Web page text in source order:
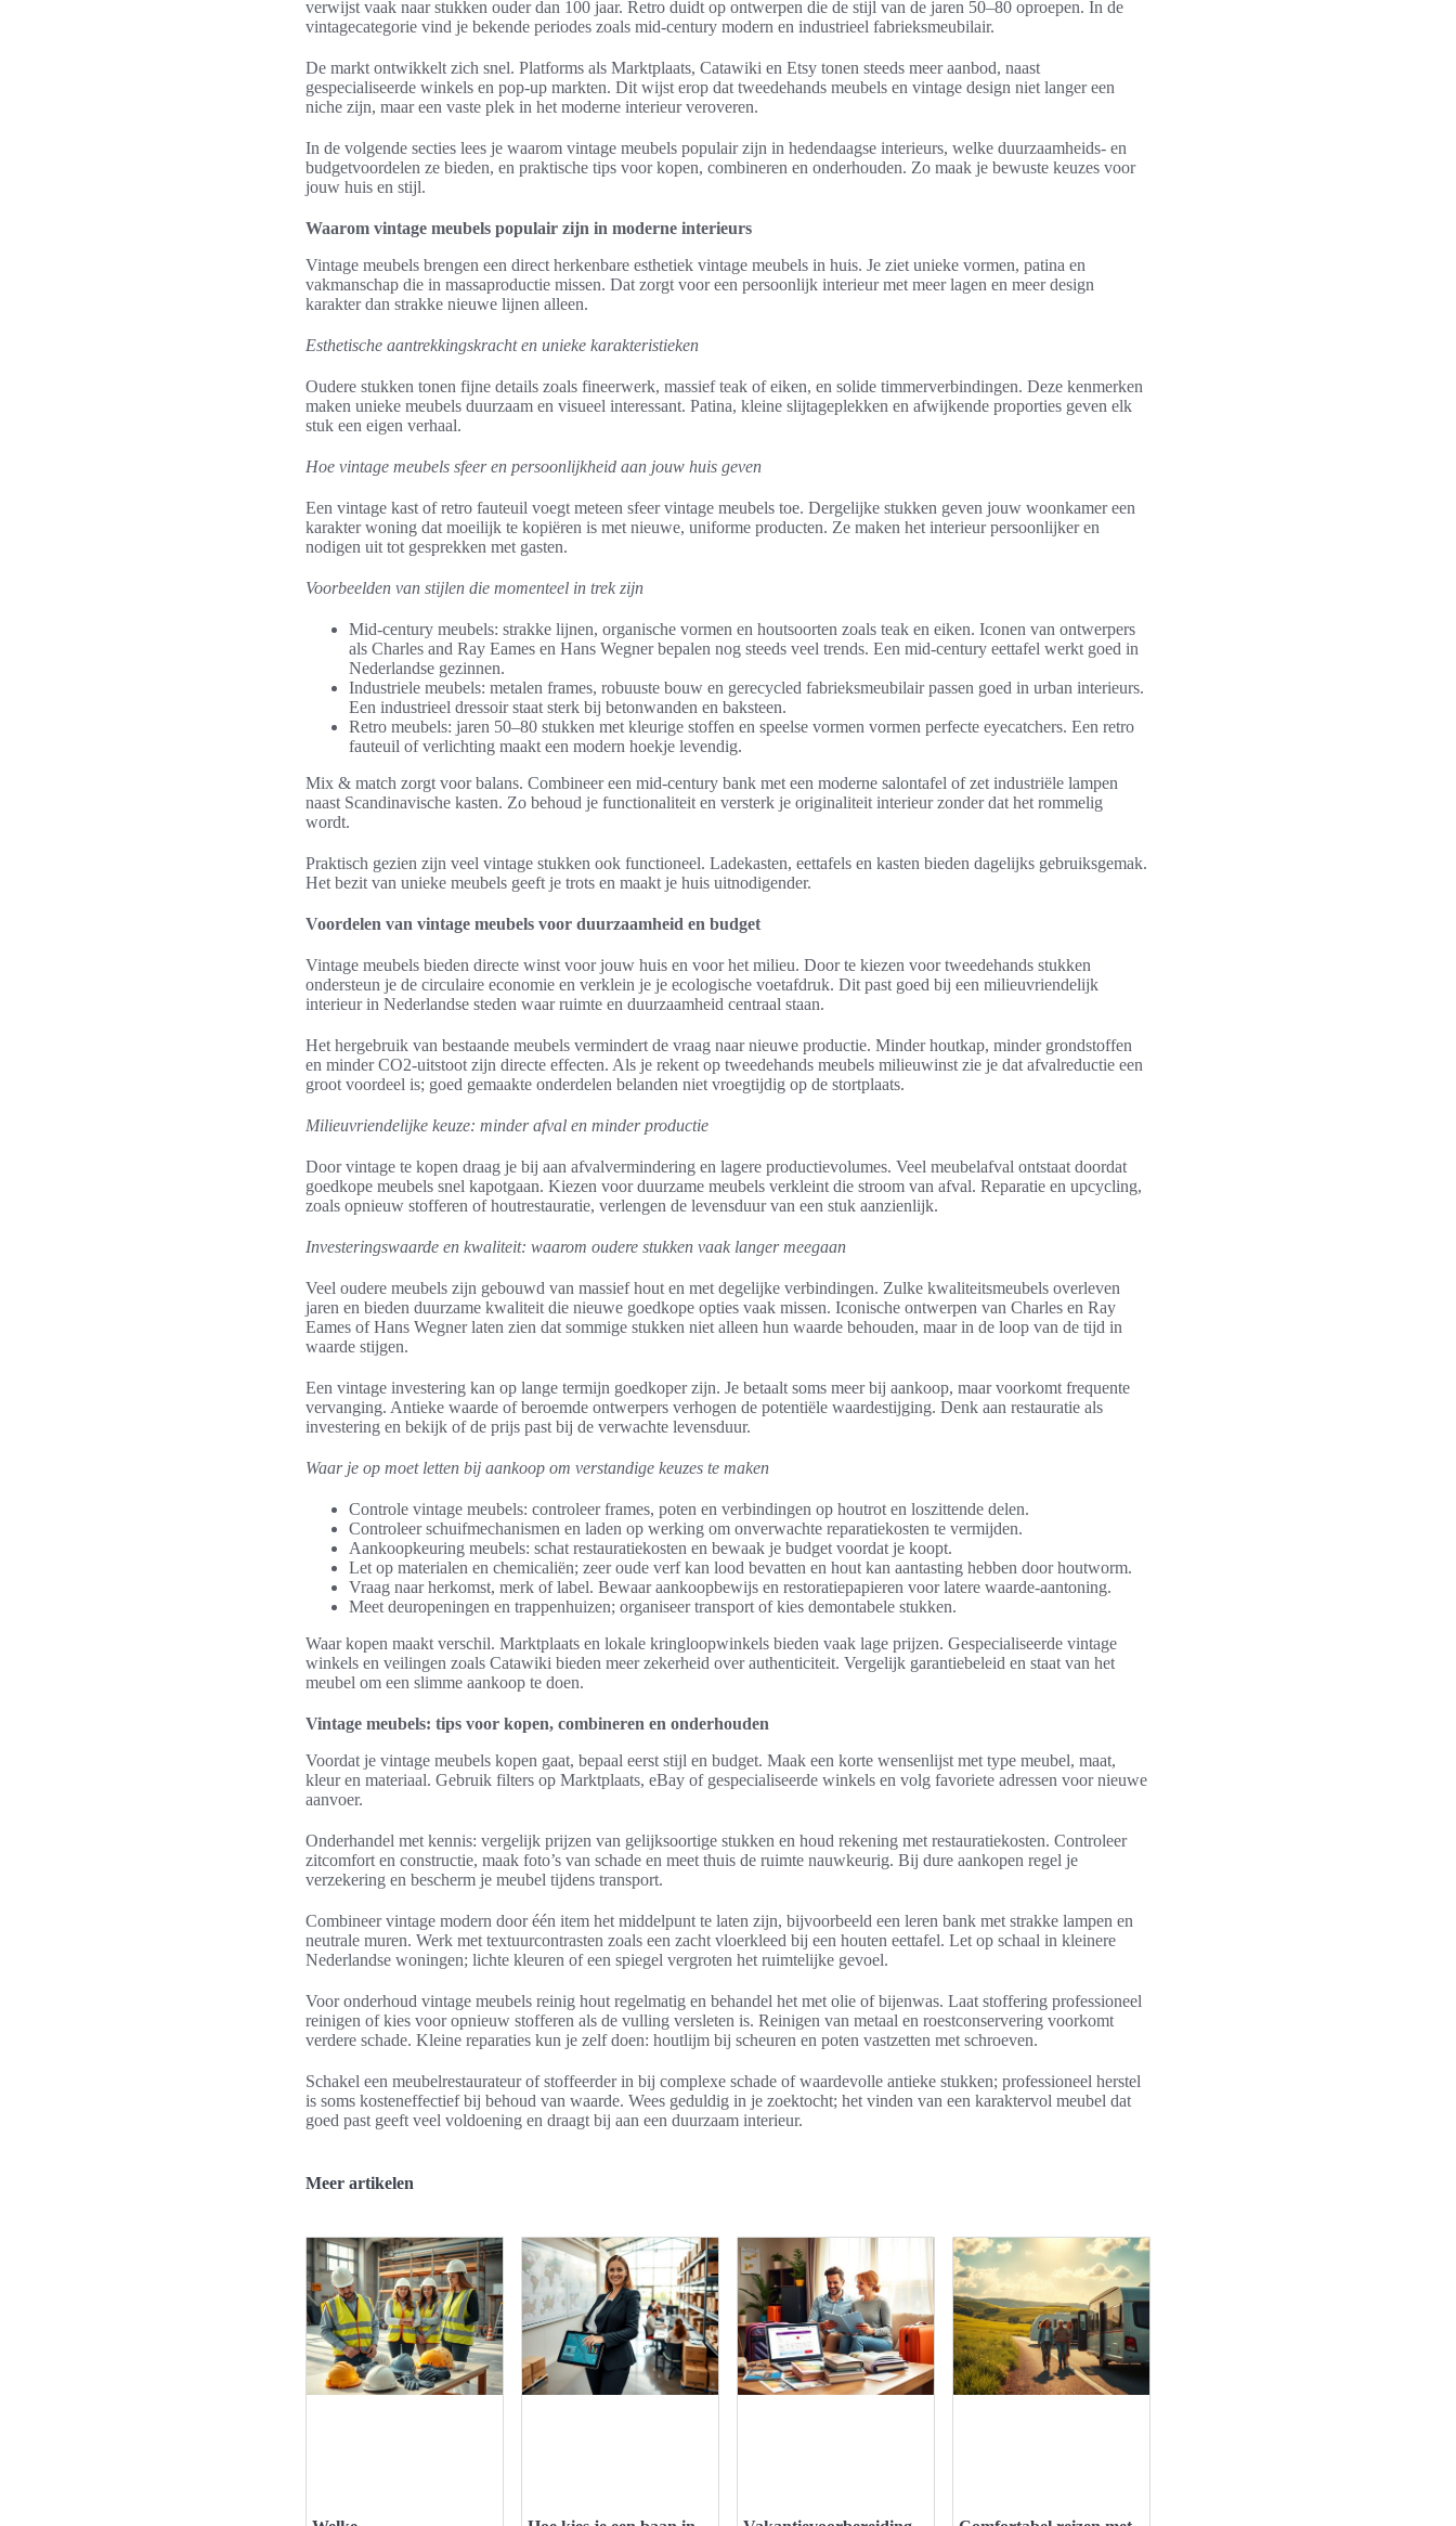
verwijst vaak naar stukken ouder dan 100 jaar. Retro duidt op ontwerpen die de stijl van de jaren 50–80 oproepen. In de
vintagecategorie vind je bekende periodes zoals mid-century modern en industrieel fabrieksmeubilair.
De markt ontwikkelt zich snel. Platforms als Marktplaats, Catawiki en Etsy tonen steeds meer aanbod, naast
gespecialiseerde winkels en pop-up markten. Dit wijst erop dat tweedehands meubels en vintage design niet langer een
niche zijn, maar een vaste plek in het moderne interieur veroveren.
In de volgende secties lees je waarom vintage meubels populair zijn in hedendaagse interieurs, welke duurzaamheids- en
budgetvoordelen ze bieden, en praktische tips voor kopen, combineren en onderhouden. Zo maak je bewuste keuzes voor
jouw huis en stijl.
Waarom vintage meubels populair zijn in moderne interieurs
Vintage meubels brengen een direct herkenbare esthetiek vintage meubels in huis. Je ziet unieke vormen, patina en
vakmanschap die in massaproductie missen. Dat zorgt voor een persoonlijk interieur met meer lagen en meer design
karakter dan strakke nieuwe lijnen alleen.
Esthetische aantrekkingskracht en unieke karakteristieken
Oudere stukken tonen fijne details zoals fineerwerk, massief teak of eiken, en solide timmerverbindingen. Deze kenmerken
maken unieke meubels duurzaam en visueel interessant. Patina, kleine slijtageplekken en afwijkende proporties geven elk
stuk een eigen verhaal.
Hoe vintage meubels sfeer en persoonlijkheid aan jouw huis geven
Een vintage kast of retro fauteuil voegt meteen sfeer vintage meubels toe. Dergelijke stukken geven jouw woonkamer een
karakter woning dat moeilijk te kopiëren is met nieuwe, uniforme producten. Ze maken het interieur persoonlijker en
nodigen uit tot gesprekken met gasten.
Voorbeelden van stijlen die momenteel in trek zijn
Mid-century meubels: strakke lijnen, organische vormen en houtsoorten zoals teak en eiken. Iconen van ontwerpers
als Charles and Ray Eames en Hans Wegner bepalen nog steeds veel trends. Een mid-century eettafel werkt goed in
Nederlandse gezinnen.
Industriele meubels: metalen frames, robuuste bouw en gerecycled fabrieksmeubilair passen goed in urban interieurs.
Een industrieel dressoir staat sterk bij betonwanden en baksteen.
Retro meubels: jaren 50–80 stukken met kleurige stoffen en speelse vormen vormen perfecte eyecatchers. Een retro
fauteuil of verlichting maakt een modern hoekje levendig.
Mix & match zorgt voor balans. Combineer een mid-century bank met een moderne salontafel of zet industriële lampen
naast Scandinavische kasten. Zo behoud je functionaliteit en versterk je originaliteit interieur zonder dat het rommelig
wordt.
Praktisch gezien zijn veel vintage stukken ook functioneel. Ladekasten, eettafels en kasten bieden dagelijks gebruiksgemak.
Het bezit van unieke meubels geeft je trots en maakt je huis uitnodigender.
Voordelen van vintage meubels voor duurzaamheid en budget
Vintage meubels bieden directe winst voor jouw huis en voor het milieu. Door te kiezen voor tweedehands stukken
ondersteun je de circulaire economie en verklein je je ecologische voetafdruk. Dit past goed bij een milieuvriendelijk
interieur in Nederlandse steden waar ruimte en duurzaamheid centraal staan.
Het hergebruik van bestaande meubels vermindert de vraag naar nieuwe productie. Minder houtkap, minder grondstoffen
en minder CO2-uitstoot zijn directe effecten. Als je rekent op tweedehands meubels milieuwinst zie je dat afvalreductie een
groot voordeel is; goed gemaakte onderdelen belanden niet vroegtijdig op de stortplaats.
Milieuvriendelijke keuze: minder afval en minder productie
Door vintage te kopen draag je bij aan afvalvermindering en lagere productievolumes. Veel meubelafval ontstaat doordat
goedkope meubels snel kapotgaan. Kiezen voor duurzame meubels verkleint die stroom van afval. Reparatie en upcycling,
zoals opnieuw stofferen of houtrestauratie, verlengen de levensduur van een stuk aanzienlijk.
Investeringswaarde en kwaliteit: waarom oudere stukken vaak langer meegaan
Veel oudere meubels zijn gebouwd van massief hout en met degelijke verbindingen. Zulke kwaliteitsmeubels overleven
jaren en bieden duurzame kwaliteit die nieuwe goedkope opties vaak missen. Iconische ontwerpen van Charles en Ray
Eames of Hans Wegner laten zien dat sommige stukken niet alleen hun waarde behouden, maar in de loop van de tijd in
waarde stijgen.
Een vintage investering kan op lange termijn goedkoper zijn. Je betaalt soms meer bij aankoop, maar voorkomt frequente
vervanging. Antieke waarde of beroemde ontwerpers verhogen de potentiële waardestijging. Denk aan restauratie als
investering en bekijk of de prijs past bij de verwachte levensduur.
Waar je op moet letten bij aankoop om verstandige keuzes te maken
Controle vintage meubels: controleer frames, poten en verbindingen op houtrot en loszittende delen.
Controleer schuifmechanismen en laden op werking om onverwachte reparatiekosten te vermijden.
Aankoopkeuring meubels: schat restauratiekosten en bewaak je budget voordat je koopt.
Let op materialen en chemicaliën; zeer oude verf kan lood bevatten en hout kan aantasting hebben door houtworm.
Vraag naar herkomst, merk of label. Bewaar aankoopbewijs en restoratiepapieren voor latere waarde-aantoning.
Meet deuropeningen en trappenhuizen; organiseer transport of kies demontabele stukken.
Waar kopen maakt verschil. Marktplaats en lokale kringloopwinkels bieden vaak lage prijzen. Gespecialiseerde vintage
winkels en veilingen zoals Catawiki bieden meer zekerheid over authenticiteit. Vergelijk garantiebeleid en staat van het
meubel om een slimme aankoop te doen.
Vintage meubels: tips voor kopen, combineren en onderhouden
Voordat je vintage meubels kopen gaat, bepaal eerst stijl en budget. Maak een korte wensenlijst met type meubel, maat,
kleur en materiaal. Gebruik filters op Marktplaats, eBay of gespecialiseerde winkels en volg favoriete adressen voor nieuwe
aanvoer.
Onderhandel met kennis: vergelijk prijzen van gelijksoortige stukken en houd rekening met restauratiekosten. Controleer
zitcomfort en constructie, maak foto’s van schade en meet thuis de ruimte nauwkeurig. Bij dure aankopen regel je
verzekering en bescherm je meubel tijdens transport.
Combineer vintage modern door één item het middelpunt te laten zijn, bijvoorbeeld een leren bank met strakke lampen en
neutrale muren. Werk met textuurcontrasten zoals een zacht vloerkleed bij een houten eettafel. Let op schaal in kleinere
Nederlandse woningen; lichte kleuren of een spiegel vergroten het ruimtelijke gevoel.
Voor onderhoud vintage meubels reinig hout regelmatig en behandel het met olie of bijenwas. Laat stoffering professioneel
reinigen of kies voor opnieuw stofferen als de vulling versleten is. Reinigen van metaal en roestconservering voorkomt
verdere schade. Kleine reparaties kun je zelf doen: houtlijm bij scheuren en poten vastzetten met schroeven.
Schakel een meubelrestaurateur of stoffeerder in bij complexe schade of waardevolle antieke stukken; professioneel herstel
is soms kosteneffectief bij behoud van waarde. Wees geduldig in je zoektocht; het vinden van een karaktervol meubel dat
goed past geeft veel voldoening en draagt bij aan een duurzaam interieur.
Meer artikelen